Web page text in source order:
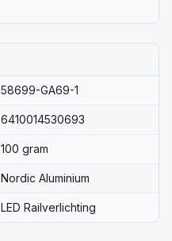
58699-GA69-1
6410014530693
100 gram
Nordic Aluminium
LED Railverlichting